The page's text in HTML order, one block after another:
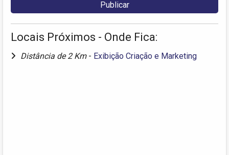
Locais Próximos - Onde Fica:
Distância de 2 Km - Exibição Criação e Marketing